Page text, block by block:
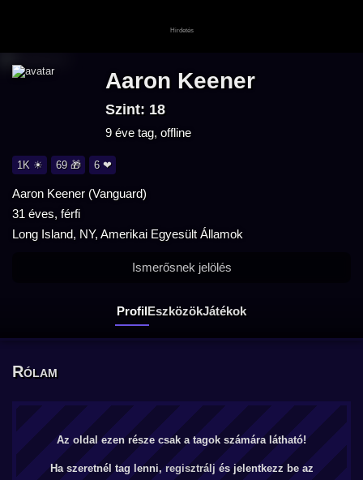
Aaron Keener
Szint: 18
9 éve tag, offline
1K ☀ 69 🎁 6 ❤
Aaron Keener (Vanguard)
31 éves, férfi
Long Island, NY, Amerikai Egyesült Államok
ProfilEszközökJátékok
Ismerősnek jelölés
Rólam
Az oldal ezen része csak a tagok számára látható!
Ha szeretnél tag lenni, regisztrálj és jelentkezz be az